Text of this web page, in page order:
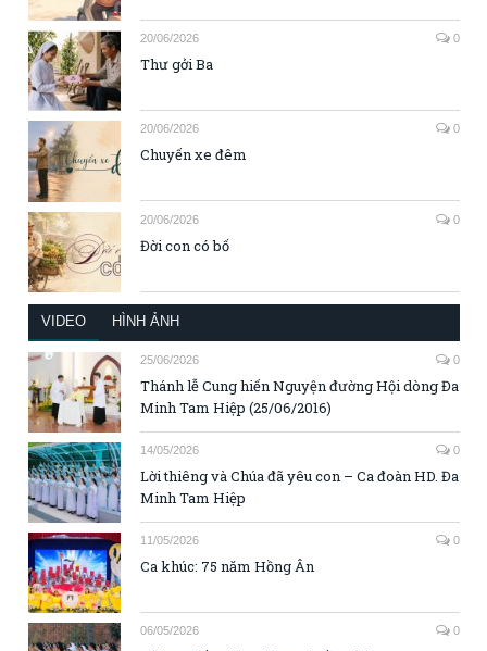
20/06/2026 0
Thư gởi Ba
20/06/2026 0
Chuyến xe đêm
20/06/2026 0
Đời con có bố
VIDEO HÌNH ẢNH
25/06/2026 0
Thánh lễ Cung hiến Nguyện đường Hội dòng Đa
Minh Tam Hiệp (25/06/2016)
14/05/2026 0
Lời thiêng và Chúa đã yêu con – Ca đoàn HD. Đa
Minh Tam Hiệp
11/05/2026 0
Ca khúc: 75 năm Hồng Ân
06/05/2026 0